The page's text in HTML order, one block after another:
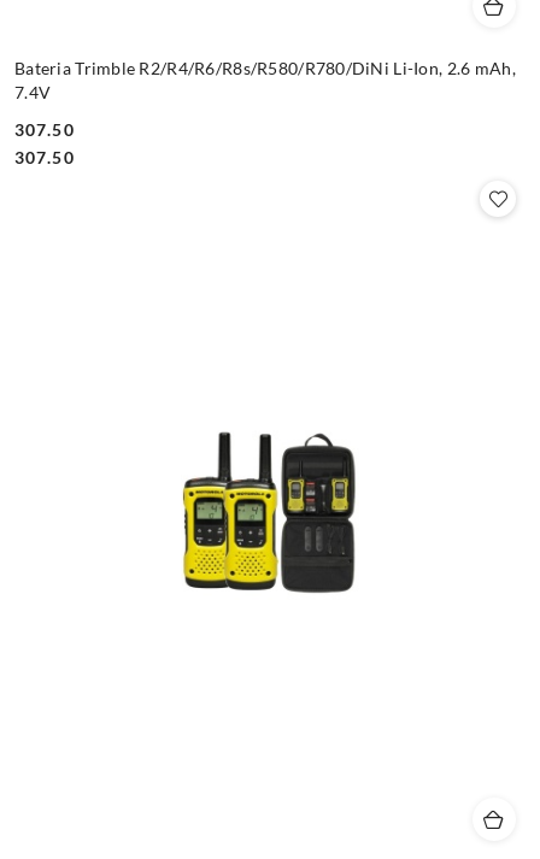
Bateria Trimble R2/R4/R6/R8s/R580/R780/DiNi Li-Ion, 2.6 mAh,
7.4V
Cena:
307.50
Cena:
307.50